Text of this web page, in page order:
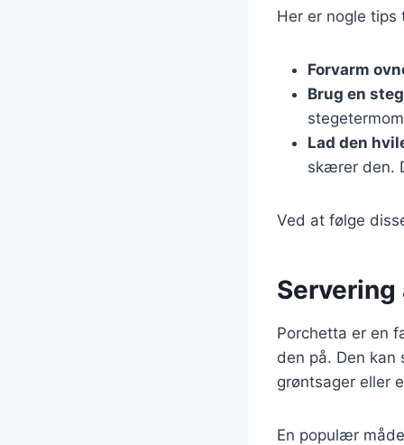
Her er nogle
Forvarm
Brug en
Lad den
skærer den.
Ved at følge
Porchetta er en
den på. Den
grøntsager eller
En populær